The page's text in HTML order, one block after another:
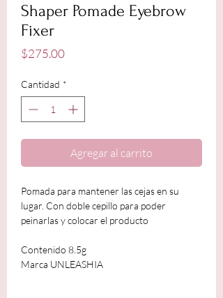
Shaper Pomade Eyebrow
Fixer
$275.00Precio
Cantidad *
Agregar al carrito
Pomada para mantener las cejas en su
lugar. Con doble cepillo para poder
peinarlas y colocar el producto
Contenido 8.5g
Marca UNLEASHIA